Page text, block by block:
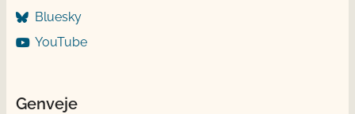
Bluesky
YouTube
Genveje